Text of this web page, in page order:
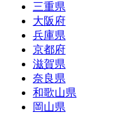
三重県
大阪府
兵庫県
京都府
滋賀県
奈良県
和歌山県
岡山県